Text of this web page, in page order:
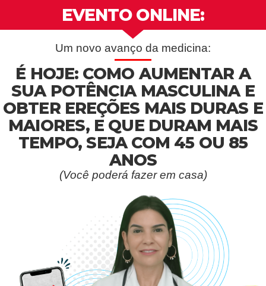
EVENTO ONLINE:
Um novo avanço da medicina:
É HOJE: COMO AUMENTAR A
SUA POTÊNCIA MASCULINA E
OBTER EREÇÕES MAIS DURAS E
MAIORES, E QUE DURAM MAIS
TEMPO, SEJA COM 45 OU 85
ANOS
(Você poderá fazer em casa)